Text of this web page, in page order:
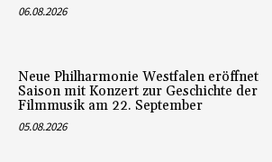
06.08.2026
Neue Philharmonie Westfalen eröffnet
Saison mit Konzert zur Geschichte der
Filmmusik am 22. September
05.08.2026